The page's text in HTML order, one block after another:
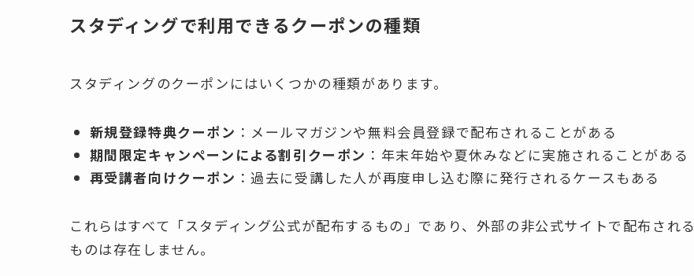
スタディングで利用できるクーポンの種類
スタディングのクーポンにはいくつかの種類があります。
新規登録特典クーポン ：メールマガジンや無料会員登録で配布されることがある
期間限定キャンペーンによる割引クーポン ：年末年始や夏休みなどに実施されることがある
再受講者向けクーポン ：過去に受講した人が再度申し込む際に発行されるケースもある
これらはすべて「スタディング公式が配布するもの」であり、外部の非公式サイトで配布される
ものは存在しません。